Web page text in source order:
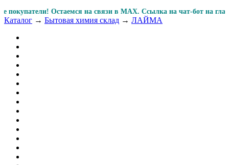
Остаемся на связи в MAX. Ссылка на чат-бот
Каталог → Бытовая химия склад → ЛАЙМА